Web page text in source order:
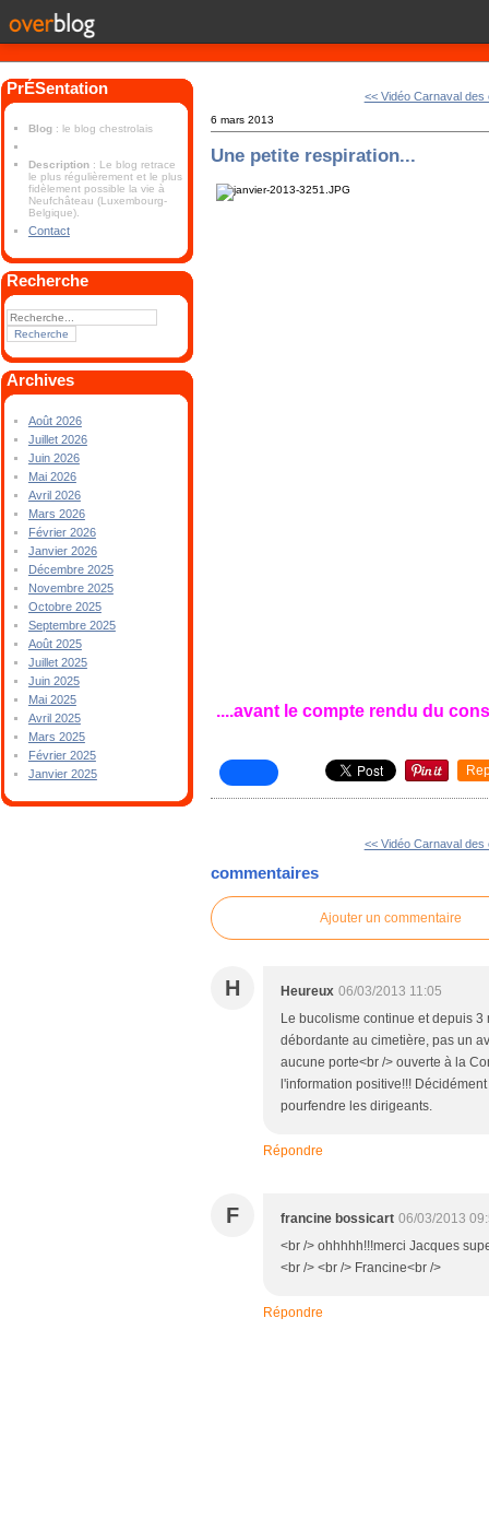
PrÉSentation
Blog : le blog chestrolais
Description : Le blog retrace
le plus régulièrement et le plus
fidèlement possible la vie à
Neufchâteau (Luxembourg-
Belgique).
Contact
Recherche
Archives
Août 2026
Juillet 2026
Juin 2026
Mai 2026
Avril 2026
Mars 2026
Février 2026
Janvier 2026
Décembre 2025
Novembre 2025
Octobre 2025
Septembre 2025
Août 2025
Juillet 2025
Juin 2025
Mai 2025
Avril 2025
Mars 2025
Février 2025
Janvier 2025
<< Vidéo Carnaval des
6 mars 2013
Une petite respiration...
....avant le compte rendu du
<< Vidéo Carnaval des
commentaires
Ajouter un commentaire
H Heureux 06/03/2013 11:05
Le bucolisme continue et depuis
débordante au cimetière, pas un
aucune porte<br /> ouverte à la
l'information positive!!!
pourfendre les dirigeants.
Répondre
F francine bossicart 06/03/2013
<br /> ohhhhh!!!merci Jacques
<br /> <br /> Francine<br />
Répondre